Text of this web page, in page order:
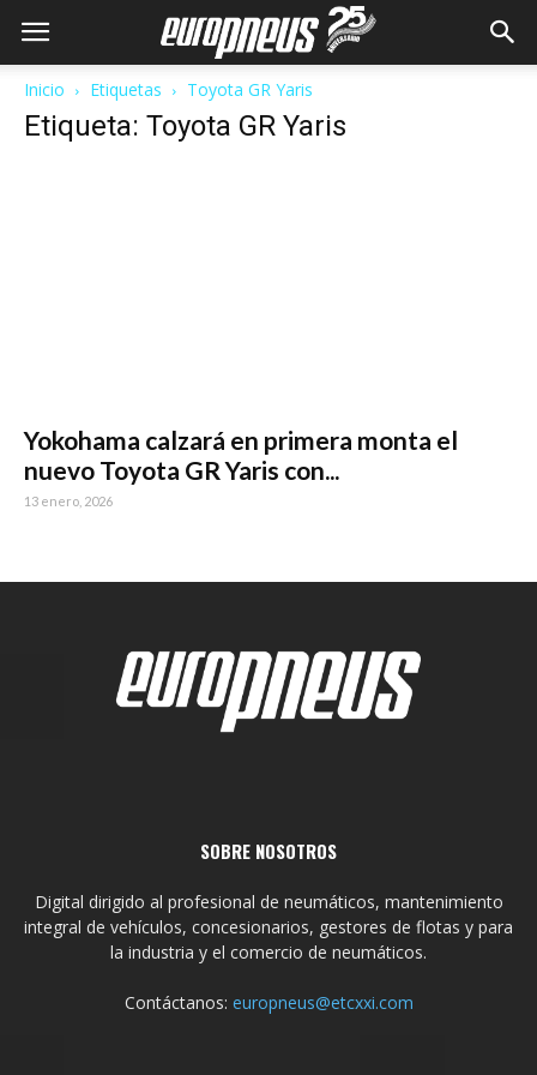
Inicio Etiquetas Toyota GR Yaris
Etiqueta: Toyota GR Yaris
Yokohama calzará en primera monta el
nuevo Toyota GR Yaris con...
13 enero, 2026
SOBRE NOSOTROS
Digital dirigido al profesional de neumáticos, mantenimiento
integral de vehículos, concesionarios, gestores de flotas y para
la industria y el comercio de neumáticos.
Contáctanos: europneus@etcxxi.com